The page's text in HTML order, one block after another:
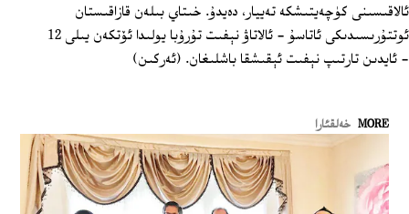
ئالاقىسىنى كۈچەيتىشكە تەييار، دەيدۇ. خىتاي بىلەن قازاقىستان
ئوتتۇرىسىدىكى ئاتاسۇ - ئالاتاۋ نېفىت تۇرۇبا يولىدا ئۆتكەن يىلى 12
- ئايدىن تارتىپ نېفىت ئېقىشقا باشلىغان. (ئەركىن)
MORE خەلقئارا